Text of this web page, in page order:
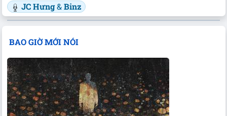
JC Hưng&Binz
BAO GIỜ MỚI NÓI